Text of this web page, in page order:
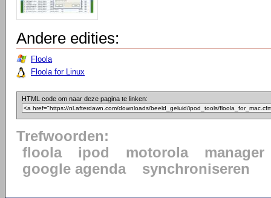
Andere edities:
Floola
Floola for Linux
HTML code om naar deze pagina te linken:
Trefwoorden:
floola
ipod motorola
manager
google agenda
synchroniseren